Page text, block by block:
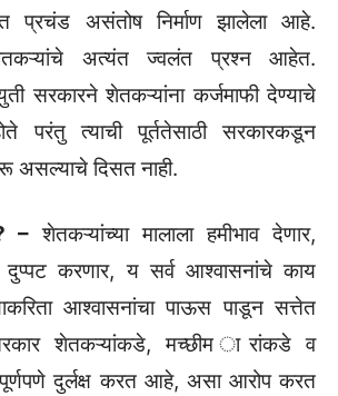
प्रचंड असंतोष निर्माण झालेला आहे.
अत्यंत ज्वलंत प्रश्न आहेत.
सरकारने शेतकऱ्यांना कर्जमाफी देण्याचे
परंतु त्याची पूर्ततेसाठी सरकारकडून
असल्याचे दिसत नाही.
– शेतकऱ्यांच्या मालाला हमीभाव देणार,
दुप्पट करणार, य सर्व आश्वासनांचे काय
आश्वासनांचा पाऊस पाडून सत्तेत
शेतकऱ्यांकडे, मच्छीम ारांकडे व
दुर्लक्ष करत आहे, असा आरोप करत